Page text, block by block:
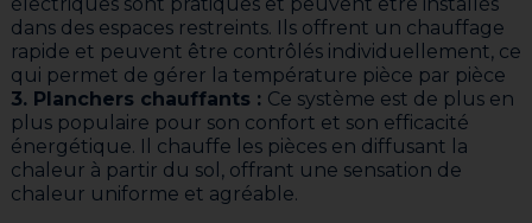
dans des espaces restreints. Ils offrent un chauffage
rapide et peuvent être contrôlés individuellement, ce
qui permet de gérer la température pièce par pièce
3. Planchers chauffants : Ce système est de plus en
plus populaire pour son confort et son efficacité
énergétique. Il chauffe les pièces en diffusant la
chaleur à partir du sol, offrant une sensation de
chaleur uniforme et agréable.